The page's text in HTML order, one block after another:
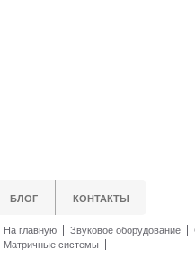
БЛОГ КОНТАКТЫ
На главную Звуковое оборудование
Матричные системы